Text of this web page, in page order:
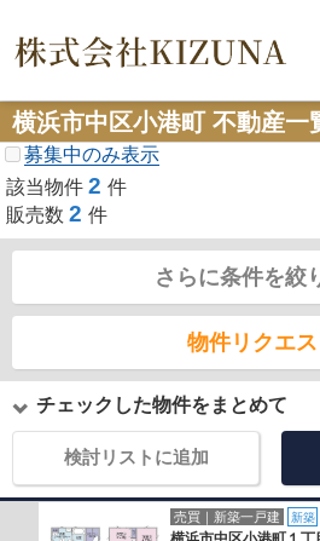
横浜市中区小港町 不動産一
募集中のみ表示
該当物件 2 件
販売数 2 件
さらに条件を絞
物件リクエス
チェックした物件をまとめて
検討リストに追加
売買｜新築一戸建 新築